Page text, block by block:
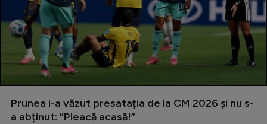
Prunea i-a văzut presatația de la CM 2026 și nu s-
a abținut: ”Pleacă acasă!”